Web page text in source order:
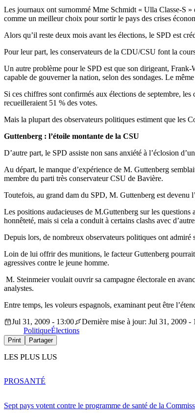
Les journaux ont surnommé Mme Schmidt « Ulla Classe-S »
comme un meilleur choix pour sortir le pays des crises
Alors qu’il reste deux mois avant les élections, le SPD est
Pour leur part, les conservateurs de la CDU/CSU font la
Un autre problème pour le SPD est que son dirigeant,
capable de gouverner la nation, selon des sondages. Le
Si ces chiffres sont confirmés aux élections de septembre,
recueilleraient 51 % des votes.
Mais la plupart des observateurs politiques estiment que les
Guttenberg : l’étoile montante de la CSU
D’autre part, le SPD assiste non sans anxiété à l’éclosion
Au départ, le manque d’expérience de M. Guttenberg
membre du parti très conservateur CSU de Bavière.
Toutefois, au grand dam du SPD, M. Guttenberg est devenu
Les positions audacieuses de M.Guttenberg sur les
honnêteté, mais si cela a conduit à certains clashs avec
Depuis lors, de nombreux observateurs politiques ont admiré
Loin de lui offrir des munitions, le facteur Guttenberg
agressives contre le jeune homme.
M. Steinmeier voulait ouvrir sa campagne électorale en
analystes.
Entre temps, les voleurs espagnols, examinant peut être
Jul 31, 2009 - 13:00
Dernière mise à jour: Jul 31, 2009 -
PolitiqueÉlections
Print Partager
LES PLUS LUS
Sept pays votent contre le programme de santé de la
PROSANTÉ